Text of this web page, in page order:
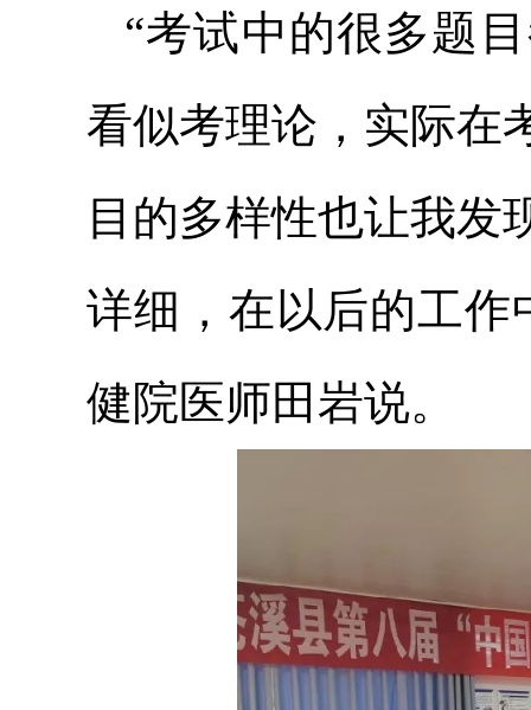
“考试中的很多题
看似考理论，实际在
目的多样性也让我发
详细，在以后的工作
健院医师田岩说。